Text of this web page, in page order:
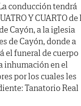
conducción tendrá
Y CUARTO de
Cayón, a la iglesia
de Cayón, donde a
el funeral de cuerpo
inhumación en el
por los cuales les
Tanatorio Real